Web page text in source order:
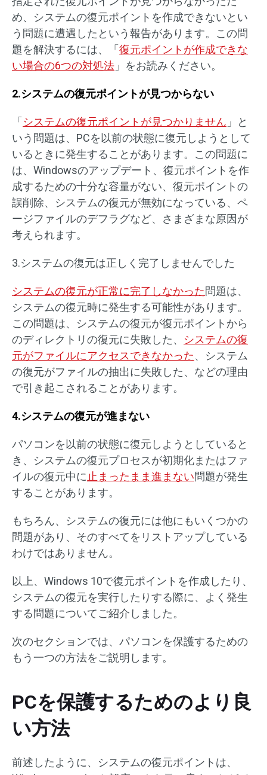
め、システムの復元ポイントを作成できないとい
う問題に遭遇したという報告があります。この問
題を解決するには、「 復元ポイントが作成できな
い場合の6つの対処法 」をお読みください。
2.システムの復元ポイントが見つからない
「 システムの復元ポイントが見つかりません 」と
いう問題は、PCを以前の状態に復元しようとして
いるときに発生することがあります。この問題に
は、Windowsのアップデート、復元ポイントを作
成するための十分な容量がない、復元ポイントの
誤削除、システムの復元が無効になっている、ペ
ージファイルのデフラグなど、さまざまな原因が
考えられます。
3.システムの復元は正しく完了しませんでした
システムの復元が正常に完了しなかった問題は、
システムの復元時に発生する可能性があります。
この問題は、システムの復元が復元ポイントから
のディレクトリの復元に失敗した、 システムの復
元がファイルにアクセスできなかった、システム
の復元がファイルの抽出に失敗した、などの理由
で引き起こされることがあります。
4.システムの復元が進まない
パソコンを以前の状態に復元しようとしていると
き、システムの復元プロセスが初期化またはファ
イルの復元中に 止まったまま進まない問題が発生
することがあります。
もちろん、システムの復元には他にもいくつかの
問題があり、そのすべてをリストアップしている
わけではありません。
以上、Windows 10で復元ポイントを作成したり、
システムの復元を実行したりする際に、よく発生
する問題についてご紹介しました。
次のセクションでは、パソコンを保護するための
もう一つの方法をご説明します。
PCを保護するためのより良
い方法
前述したように、システムの復元ポイントは、